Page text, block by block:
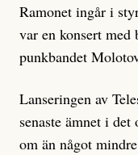
Ramonet ingår i
var en konsert med
punkbandet
Lanseringen av
senaste ämnet i
om än något